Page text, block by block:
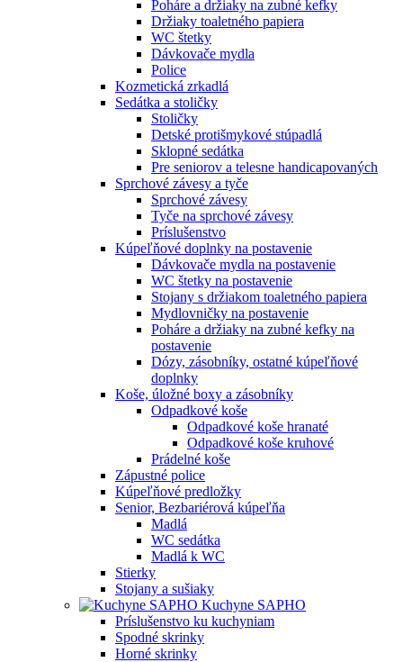
Poháre a držiaky na zubné kefky
Držiaky toaletného papiera
WC štetky
Dávkovače mydla
Police
Kozmetická zrkadlá
Sedátka a stoličky
Stoličky
Detské protišmykové stúpadlá
Sklopné sedátka
Pre seniorov a telesne handicapovaných
Sprchové závesy a tyče
Sprchové závesy
Tyče na sprchové závesy
Príslušenstvo
Kúpeľňové doplnky na postavenie
Dávkovače mydla na postavenie
WC štetky na postavenie
Stojany s držiakom toaletného papiera
Mydlovničky na postavenie
Poháre a držiaky na zubné kefky na
postavenie
Dózy, zásobníky, ostatné kúpeľňové
doplnky
Koše, úložné boxy a zásobníky
Odpadkové koše
Odpadkové koše hranaté
Odpadkové koše kruhové
Prádelné koše
Zápustné police
Kúpeľňové predložky
Senior, Bezbariérová kúpeľňa
Madlá
WC sedátka
Madlá k WC
Stierky
Stojany a sušiaky
Kuchyne SAPHO
Príslušenstvo ku kuchyniam
Spodné skrinky
Horné skrinky